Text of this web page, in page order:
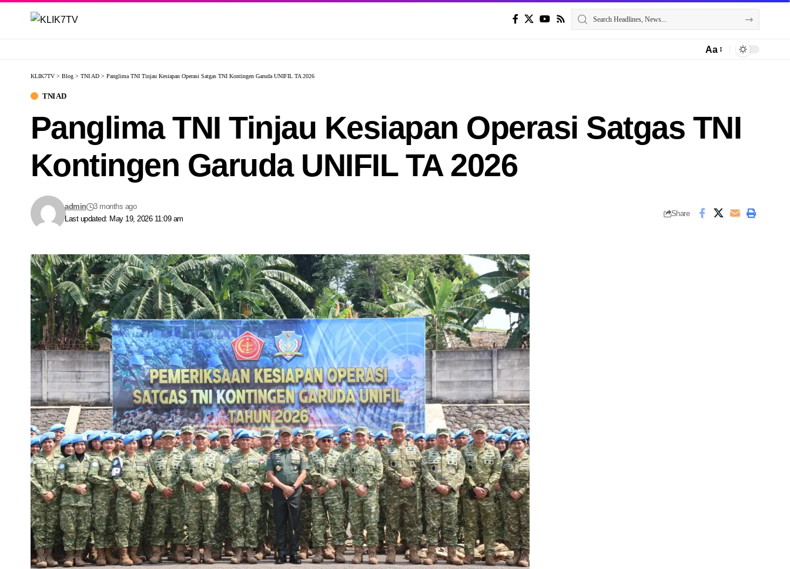
Aa
KLIK7TV > Blog > TNI AD > Panglima TNI Tinjau Kesiapan Operasi Satgas TNI Kontingen Garuda UNIFIL TA 2026
TNI AD
Panglima TNI Tinjau Kesiapan Operasi Satgas TNI
Kontingen Garuda UNIFIL TA 2026
Last updated: May 19, 2026 11:09 am
admin 3 months ago
Share